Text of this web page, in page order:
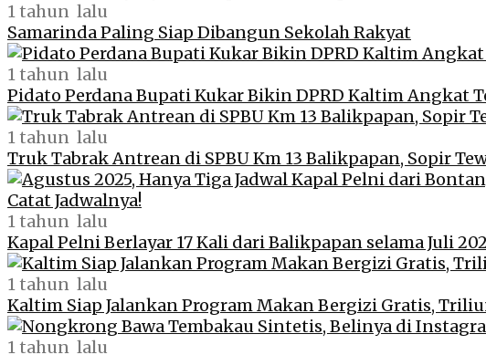
1 tahun lalu
Samarinda Paling Siap Dibangun Sekolah Rakyat
1 tahun lalu
Pidato Perdana Bupati Kukar Bikin DPRD Kaltim Angkat
1 tahun lalu
Truk Tabrak Antrean di SPBU Km 13 Balikpapan, Sopir
1 tahun lalu
Kapal Pelni Berlayar 17 Kali dari Balikpapan selama Juli
1 tahun lalu
Kaltim Siap Jalankan Program Makan Bergizi Gratis,
1 tahun lalu